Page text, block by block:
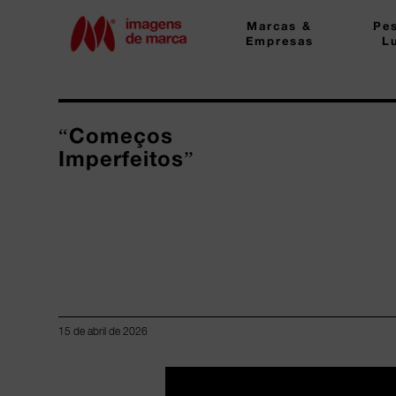
Marcas &
Empresas
“Começos
Imperfeitos”
15 de abril de 2026